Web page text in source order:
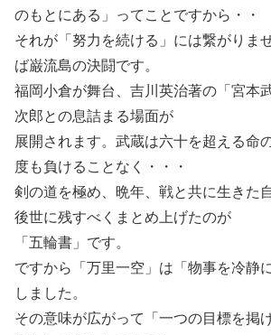
のもとにある」ってことですから・・
それが「努力を続ける」には繋がりま
ば巌流島の決闘です。
福岡小倉が舞台、吉川英治著の「宮本
次郎との息詰まる場面が
展開されます。武蔵は六十を超える命
度も負けることなく・・・
剣の道を極め、晩年、戦と共に生きた
後世に残すべくまとめ上げたのが
「五輪書」です。
ですから「万里一空」は「物事を冷静
しました。
その意味が広がって「一つの目標を掲